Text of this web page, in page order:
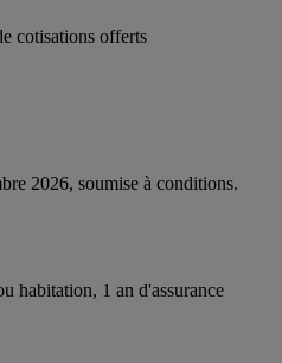
cotisations offerts
2026, soumise à conditions.
habitation, 1 an d'assurance